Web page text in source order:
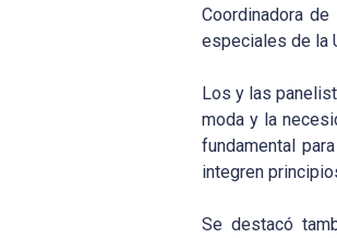
Coordinadora
especiales de la
Los y las
moda y la
fundamental
integren
Se destacó